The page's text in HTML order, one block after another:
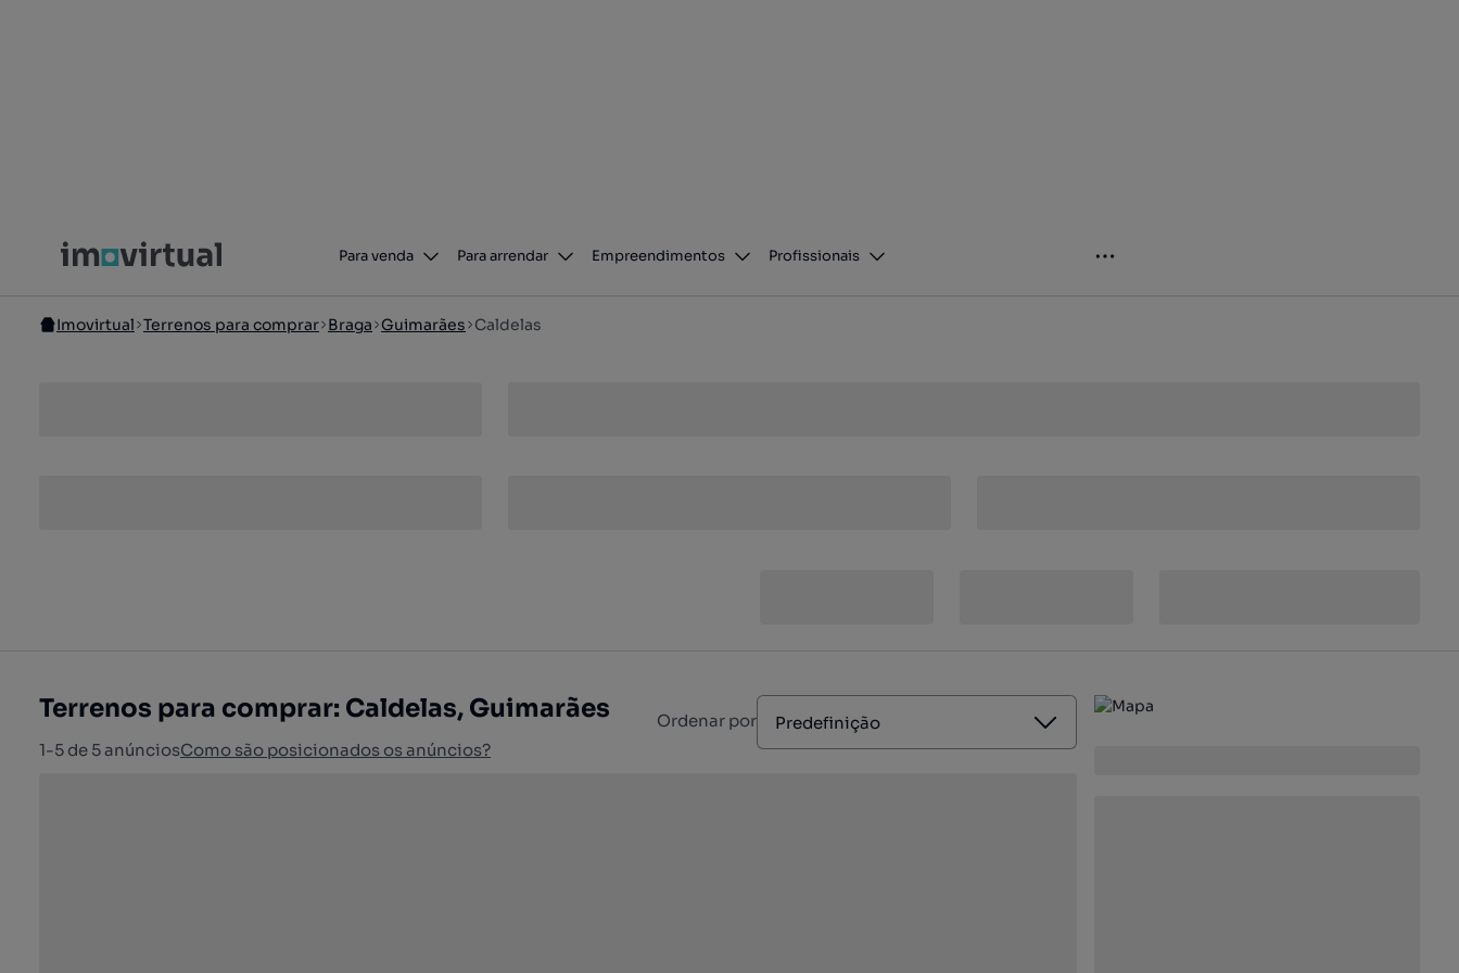
Para venda Para arrendar Empreendimentos Profissionais
Imovirtual Terrenos para comprar Braga Guimarães Caldelas
Terrenos para comprar: Caldelas, Guimarães
1-5 de 5 anúnciosComo são posicionados os anúncios?
Ordenar por Predefinição